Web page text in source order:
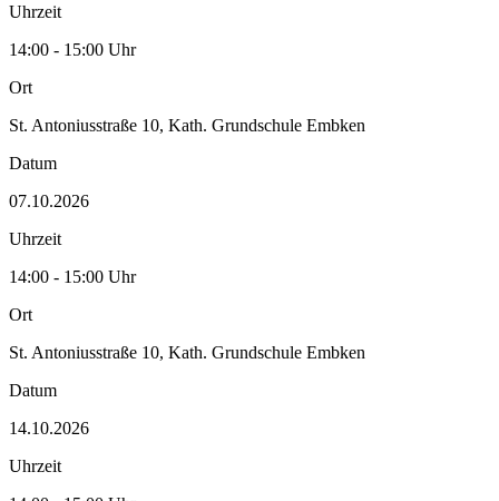
Uhrzeit
14:00 - 15:00 Uhr
Ort
St. Antoniusstraße 10, Kath. Grundschule Embken
Datum
07.10.2026
Uhrzeit
14:00 - 15:00 Uhr
Ort
St. Antoniusstraße 10, Kath. Grundschule Embken
Datum
14.10.2026
Uhrzeit